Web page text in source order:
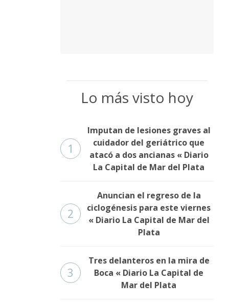
Lo más visto hoy
1
Imputan de lesiones graves al
cuidador del geriátrico que
atacó a dos ancianas « Diario
La Capital de Mar del Plata
2
Anuncian el regreso de la
ciclogénesis para este viernes
« Diario La Capital de Mar del
Plata
3
Tres delanteros en la mira de
Boca « Diario La Capital de
Mar del Plata